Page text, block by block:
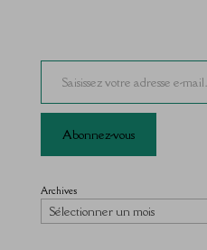
Saisissez votre adresse e-mail…
Abonnez-vous
Archives